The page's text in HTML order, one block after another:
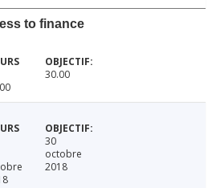
to finance
30.00
30
octobre
2018